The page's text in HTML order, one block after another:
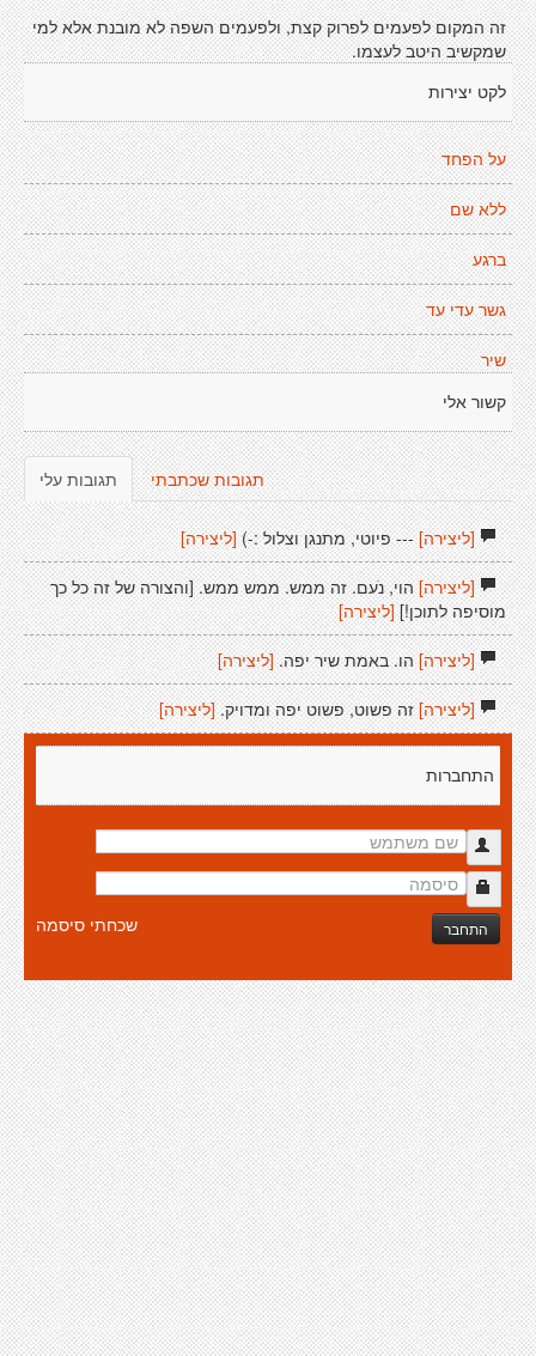
זה המקום לפעמים לפרוק קצת, ולפעמים השפה לא מובנת אלא למי
שמקשיב היטב לעצמו.
לקט יצירות
על הפחד
ללא שם
ברגע
גשר עדי עד
שיר
קשור אלי
תגובות עלי תגובות שכתבתי
[ליצירה]--- פיוטי, מתנגן וצלול :-) [ליצירה]
[ליצירה]הוי, נֹעם. זה ממש. ממש ממש. [והצורה של זה כל כך
מוסיפה לתוכן!] [ליצירה]
[ליצירה]הו. באמת שיר יפה. [ליצירה]
[ליצירה]זה פשוט, פשוט יפה ומדויק. [ליצירה]
התחברות
התחבר שכחתי סיסמה